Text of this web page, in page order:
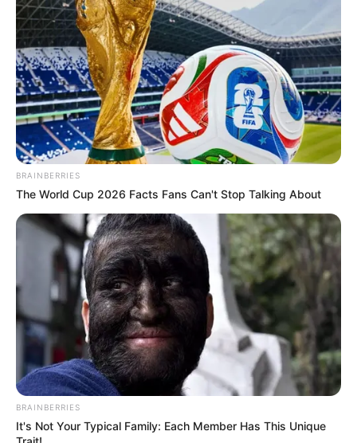
Veja também:
Como Fazer Bolo Fake com Biscuit – Tema Batman
Topo de Bolo Frozen Passo a Passo
BRAINBERRIES
The World Cup 2026 Facts Fans Can't Stop Talking About
BRAINBERRIES
It's Not Your Typical Family: Each Member Has This Unique